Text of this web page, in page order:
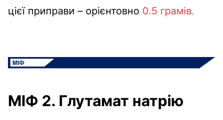
цієї приправи – орієнтовно 0.5 грамів.
МІФ 2. Глутамат натрію